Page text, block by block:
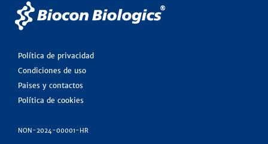
Política de privacidad
Condiciones de uso
Paises y contactos
Política de cookies
NON-2024-00001-HR